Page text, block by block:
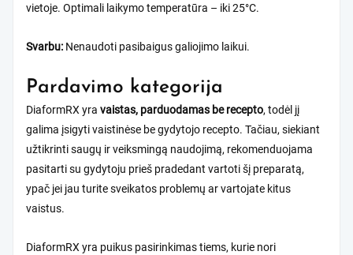
vietoje. Optimali laikymo temperatūra – iki 25°C.
Svarbu: Nenaudoti pasibaigus galiojimo laikui.
Pardavimo kategorija
DiaformRX yra vaistas, parduodamas be recepto, todėl jį
galima įsigyti vaistinėse be gydytojo recepto. Tačiau, siekiant
užtikrinti saugų ir veiksmingą naudojimą, rekomenduojama
pasitarti su gydytoju prieš pradedant vartoti šį preparatą,
ypač jei jau turite sveikatos problemų ar vartojate kitus
vaistus.
DiaformRX yra puikus pasirinkimas tiems, kurie nori